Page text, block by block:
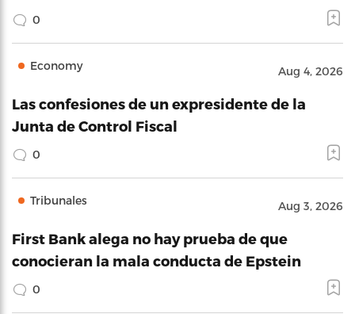
0
Economy Aug 4, 2026
Las confesiones de un expresidente de la
Junta de Control Fiscal
0
Tribunales Aug 3, 2026
First Bank alega no hay prueba de que
conocieran la mala conducta de Epstein
0